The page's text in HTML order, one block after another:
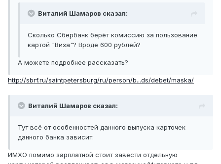
Виталий Шамаров сказал:
Сколько Сбербанк берёт комиссию за пользование
картой "Виза"? Вроде 600 рублей?
А можете подробнее рассказать?
http://sbrf.ru/saintpetersburg/ru/person/b...ds/debet/maska/
Виталий Шамаров сказал:
Тут всё от особенностей данного выпуска карточек
данного банка зависит.
ИМХО помимо зарплатной стоит завести отдельную